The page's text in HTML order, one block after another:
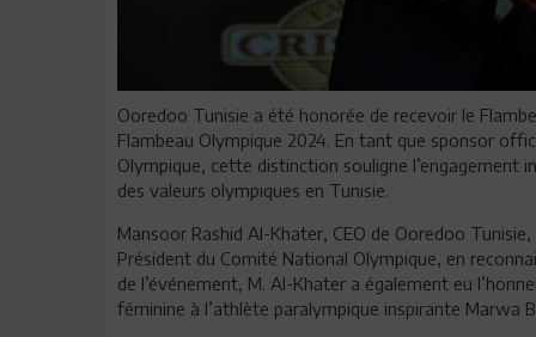
Ooredoo Tunisie a été honorée de recevoir le
Flambeau Olympique 2024. En tant que sponsor
Olympique, cette distinction souligne
des valeurs olympiques en Tunisie.
Mansoor Rashid Al-Khater, CEO de Ooredoo
Président du Comité National Olympique, en
de l’événement, M. Al-Khater a également eu
féminine à l’athlète paralympique inspirante Marwa